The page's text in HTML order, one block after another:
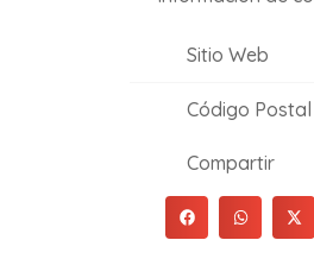
Sitio Web
Código Postal
Compartir